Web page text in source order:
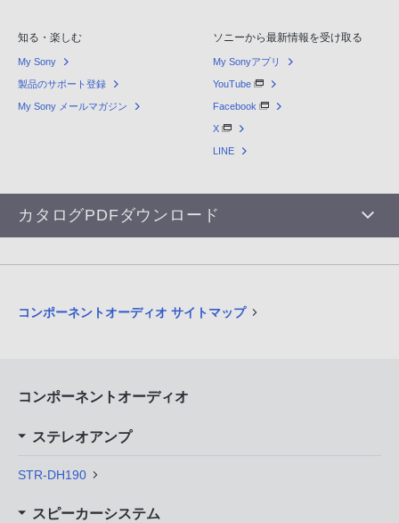
知る・楽しむ
My Sony
製品のサポート登録
My Sony メールマガジン
ソニーから最新情報を受け取る
My Sonyアプリ
YouTube
Facebook
X
LINE
カタログPDFダウンロード
コンポーネントオーディオ サイトマップ
コンポーネントオーディオ
ステレオアンプ
STR-DH190
スピーカーシステム